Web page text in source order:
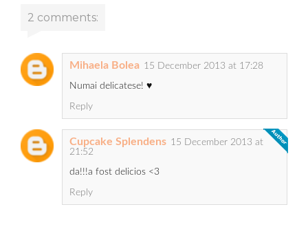
2 comments:
Mihaela Bolea 15 December 2013 at 17:28
Numai delicatese! ♥
Reply
Cupcake Splendens 15 December 2013 at
21:52
da!!!a fost delicios <3
Reply